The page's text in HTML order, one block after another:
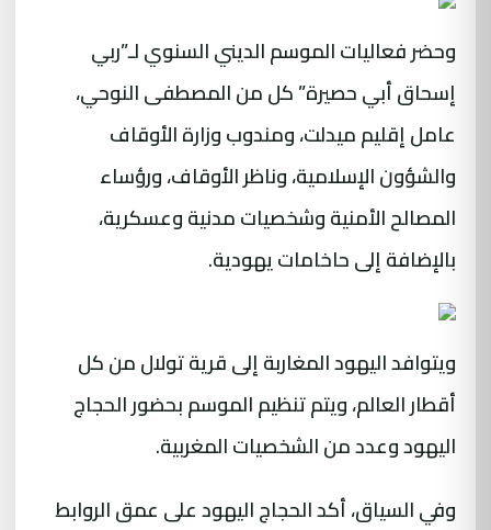
وحضر فعاليات الموسم الديني السنوي لـ”ربي
إسحاق أبي حصيرة” كل من المصطفى النوحي،
عامل إقليم ميدلت، ومندوب وزارة الأوقاف
والشؤون الإسلامية، وناظر الأوقاف، ورؤساء
المصالح الأمنية وشخصيات مدنية وعسكرية،
بالإضافة إلى حاخامات يهودية.
ويتوافد اليهود المغاربة إلى قرية تولال من كل
أقطار العالم، ويتم تنظيم الموسم بحضور الحجاج
اليهود وعدد من الشخصيات المغربية.
وفي السياق، أكد الحجاج اليهود على عمق الروابط